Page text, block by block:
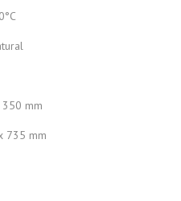
mm
735 mm